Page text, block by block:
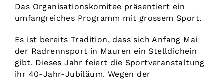
Das Organisationskomitee präsentiert ein
umfangreiches Programm mit grossem Sport.
Es ist bereits Tradition, dass sich Anfang Mai
der Radrennsport in Mauren ein Stelldichein
gibt. Dieses Jahr feiert die Sportveranstaltung
ihr 40-Jahr-Jubiläum. Wegen der